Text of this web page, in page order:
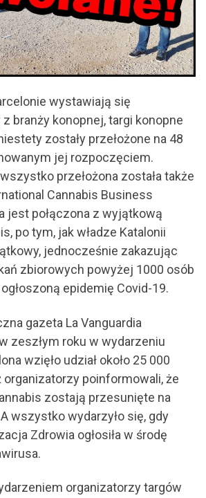
wystawiają się
branży konopnej, targi konopne
zostały przełożone na 48
jej rozpoczęciem.
przełożona została także
Cannabis Business
jest połączona z wyjątkową
po tym, jak władze Katalonii
jednocześnie zakazując
zbiorowych powyżej 1000 osób
epidemię Covid-19.
gazeta La Vanguardia
zeszłym roku w wydarzeniu
wzięło udział około 25 000
organizatorzy poinformowali, że
zostają przesunięte na
wszystko wydarzyło się, gdy
Zdrowia ogłosiła w środę
organizatorzy targów